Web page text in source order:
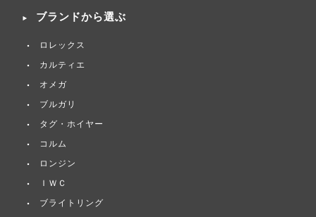
ブランドから選ぶ
ロレックス
カルティエ
オメガ
ブルガリ
タグ・ホイヤー
コルム
ロンジン
ＩＷＣ
ブライトリング